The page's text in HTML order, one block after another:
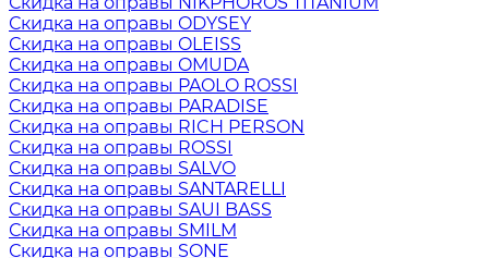
Скидка на оправы ODYSEY
Скидка на оправы OLEISS
Скидка на оправы OMUDA
Скидка на оправы PAOLO ROSSI
Скидка на оправы PARADISE
Скидка на оправы RICH PERSON
Скидка на оправы ROSSI
Скидка на оправы SALVO
Скидка на оправы SANTARELLI
Скидка на оправы SAUI BASS
Скидка на оправы SMILM
Скидка на оправы SONE